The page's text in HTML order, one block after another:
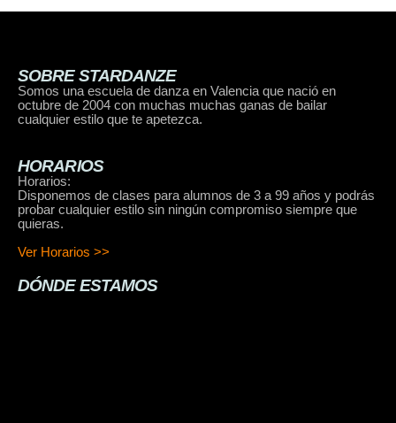
SOBRE STARDANZE
Somos una escuela de danza en Valencia que nació en
octubre de 2004 con muchas muchas ganas de bailar
cualquier estilo que te apetezca.
HORARIOS
Horarios:
Disponemos de clases para alumnos de 3 a 99 años y podrás
probar cualquier estilo sin ningún compromiso siempre que
quieras.
Ver Horarios >>
DÓNDE ESTAMOS